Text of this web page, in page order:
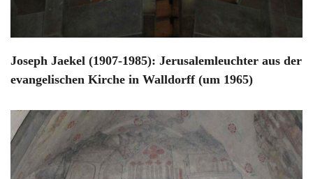
Joseph Jaekel (1907-1985): Jerusalemleuchter aus der
evangelischen Kirche in Walldorff (um 1965)